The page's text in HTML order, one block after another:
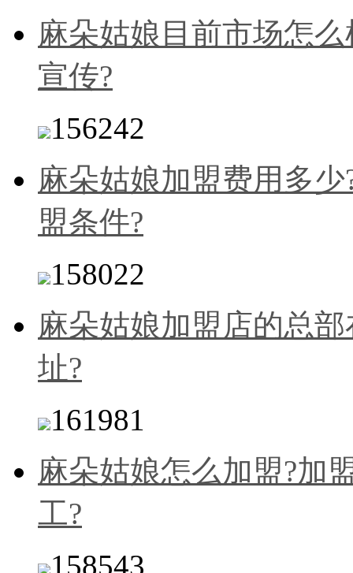
麻朵姑娘目前市场怎
宣传?
156242
麻朵姑娘加盟费用多
盟条件?
158022
麻朵姑娘加盟店的总
址?
161981
麻朵姑娘怎么加盟?加
工?
158543